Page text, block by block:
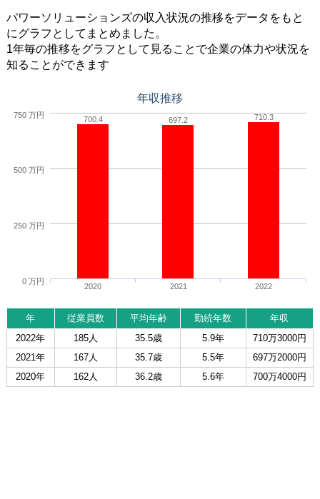
パワーソリューションズの収入状況の推移をデータをもと
にグラフとしてまとめました。
1年毎の推移をグラフとして見ることで企業の体力や状況を
知ることができます
年収推移
700.4 697.2 710.3
2020 2021 2022
0 万円
250 万円
500 万円
750 万円
年 従業員数 平均年齢 勤続年数
年収
2022年
185人 35.5歳 5.9年
710万3000円
2021年
167人 35.7歳 5.5年
697万2000円
2020年
162人 36.2歳 5.6年 700万4000円